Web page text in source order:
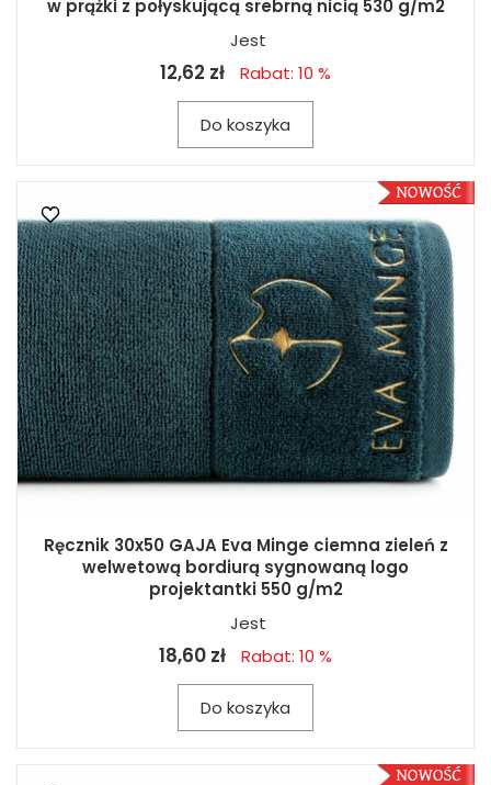
w prążki z połyskującą srebrną nicią 530 g/m2
Jest
12,62 zł Rabat: 10 %
Do koszyka
Ręcznik 30x50 GAJA Eva Minge ciemna zieleń z
welwetową bordiurą sygnowaną logo
projektantki 550 g/m2
Jest
18,60 zł Rabat: 10 %
Do koszyka